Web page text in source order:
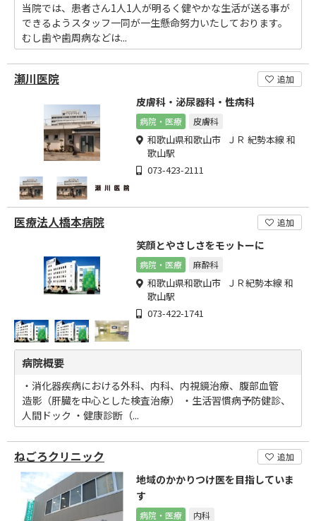
当院では、患者さん1人1人が明るく健やかな生活が送る事が
できるようスタッフ一同が一生懸命努力いたしております。
むし歯や歯周病などは...
瀬川医院 追加
皮膚科・泌尿器科・性病科
病院・医療 皮膚科
和歌山県和歌山市 ＪＲ 紀勢本線 和
歌山駅
073-423-2111
医療法人橋本病院 追加
笑顔とやさしさをモットーに
病院・医療 麻酔科
和歌山県和歌山市 ＪＲ紀勢本線 和
歌山駅
073-422-1741
病院概要
・消化器疾病における外科、内科、内視鏡治療、腹部血管
造影（肝臓を中心とした検査治療） ・生活習慣病予防健診、
人間ドック ・健康診断（...
ねごろクリニック 追加
地域のかかりつけ医を目指していま
す
病院・医療 内科